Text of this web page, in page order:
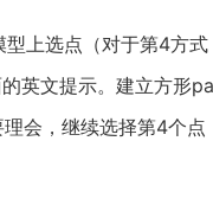
上选点（对于第4方
英文提示。建立方形
会，继续选择第4个